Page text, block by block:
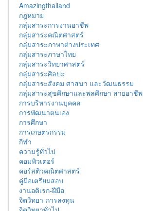
Amazingthailand
กฎหมาย
กลุ่มสาระการงานอาชีพ
กลุ่มสาระคณิตศาสตร์
กลุ่มสาระภาษาต่างประเทศ
กลุ่มสาระภาษาไทย
กลุ่มสาระวิทยาศาสตร์
กลุ่มสาระศิลปะ
กลุ่มสาระสังคม ศาสนา และวัฒนธรรม
กลุ่มสาระสุขศึกษาและพลศึกษา สายอาชีพ
การบริหารงานบุคคล
การพัฒนาตนเอง
การศึกษา
การเกษตรกรรม
กีฬา
ความรู้ทั่วไป
คอมพิวเตอร์
คอร์สติวคณิตศาสตร์
คู่มือเตรียมสอบ
งานอดิเรก-ฝีมือ
จิตวิทยา-การลงทุน